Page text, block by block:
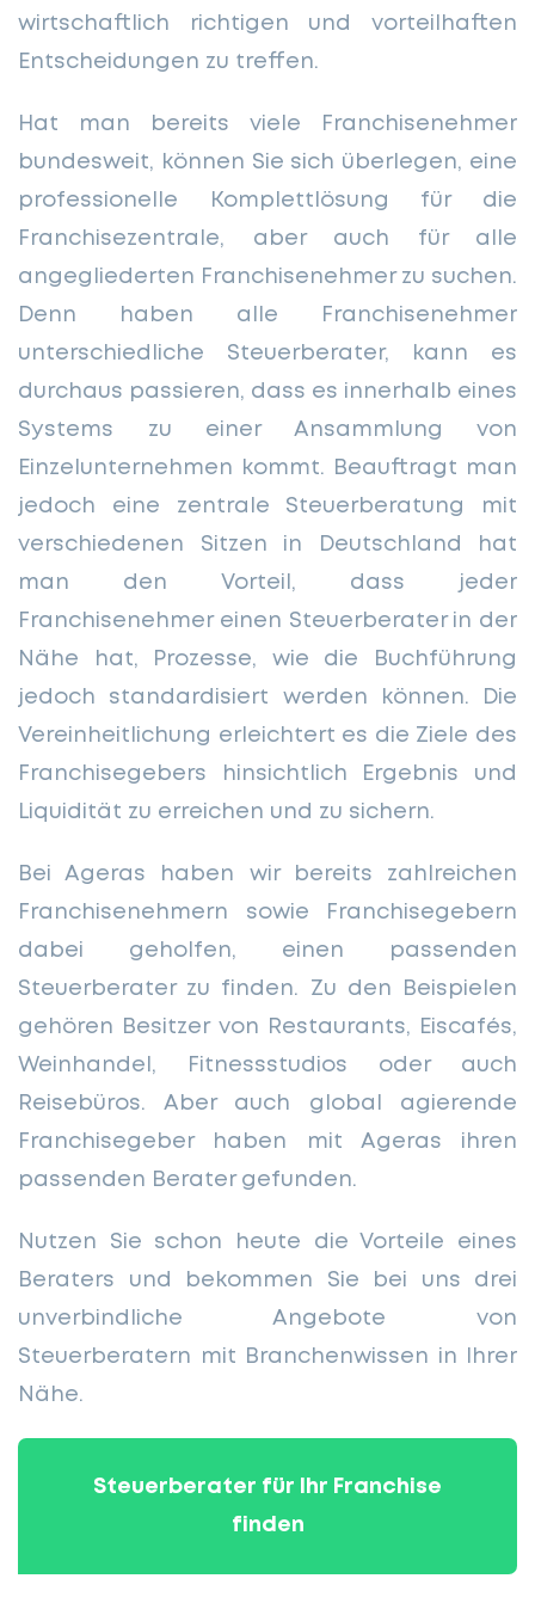
wirtschaftlich richtigen und vorteilhaften
Entscheidungen zu treffen.
Hat man bereits viele Franchisenehmer
bundesweit, können Sie sich überlegen, eine
professionelle Komplettlösung für die
Franchisezentrale, aber auch für alle
angegliederten Franchisenehmer zu suchen.
Denn haben alle Franchisenehmer
unterschiedliche Steuerberater, kann es
durchaus passieren, dass es innerhalb eines
Systems zu einer Ansammlung von
Einzelunternehmen kommt. Beauftragt man
jedoch eine zentrale Steuerberatung mit
verschiedenen Sitzen in Deutschland hat
man den Vorteil, dass jeder
Franchisenehmer einen Steuerberater in der
Nähe hat, Prozesse, wie die Buchführung
jedoch standardisiert werden können. Die
Vereinheitlichung erleichtert es die Ziele des
Franchisegebers hinsichtlich Ergebnis und
Liquidität zu erreichen und zu sichern.
Bei Ageras haben wir bereits zahlreichen
Franchisenehmern sowie Franchisegebern
dabei geholfen, einen passenden
Steuerberater zu finden. Zu den Beispielen
gehören Besitzer von Restaurants, Eiscafés,
Weinhandel, Fitnessstudios oder auch
Reisebüros. Aber auch global agierende
Franchisegeber haben mit Ageras ihren
passenden Berater gefunden.
Nutzen Sie schon heute die Vorteile eines
Beraters und bekommen Sie bei uns drei
unverbindliche Angebote von
Steuerberatern mit Branchenwissen in Ihrer
Nähe.
Steuerberater für Ihr Franchise
finden